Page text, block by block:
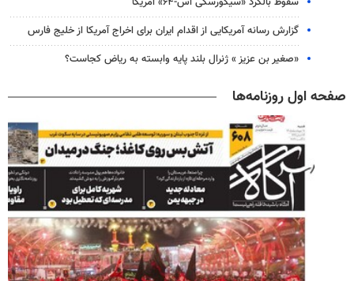
گزارش رسانه آمریکایی از اقدام ایران برای اخراج آمریکا از خلیج فارس
«صغیر بن عزیز » ژنرال بلند پایه وابسته به ریاض کجاست؟
صفحه اول روزنامه‌ها